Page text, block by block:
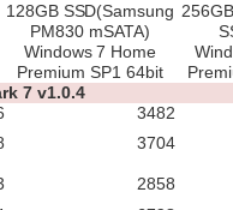
128GB SSD(Samsung
PM830 mSATA)
Windows 7 Home
Premium SP1 64bit
7 v1.0.4
3482
3704
2858